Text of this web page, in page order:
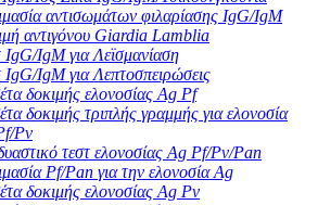
αντισωμάτων φιλαρίασης IgG/IgM
αντιγόνου Giardia Lamblia
IgG/IgM για Λεϊσμανίαση
IgG/IgM για Λεπτοσπειρώσεις
δοκιμής ελονοσίας Ag Pf
δοκιμής τριπλής γραμμής για ελονοσία
Pv
τεστ ελονοσίας Ag Pf/Pv/Pan
Pf/Pan για την ελονοσία Ag
δοκιμής ελονοσίας Ag Pv